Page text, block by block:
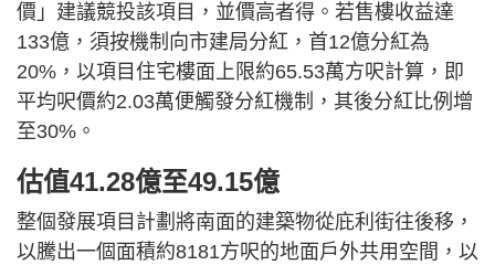
價」建議競投該項目，並價高者得。若售樓收益達
133億，須按機制向市建局分紅，首12億分紅為
20%，以項目住宅樓面上限約65.53萬方呎計算，即
平均呎價約2.03萬便觸發分紅機制，其後分紅比例增
至30%。
估值41.28億至49.15億
整個發展項目計劃將南面的建築物從庇利街往後移，
以騰出一個面積約8181方呎的地面戶外共用空間，以